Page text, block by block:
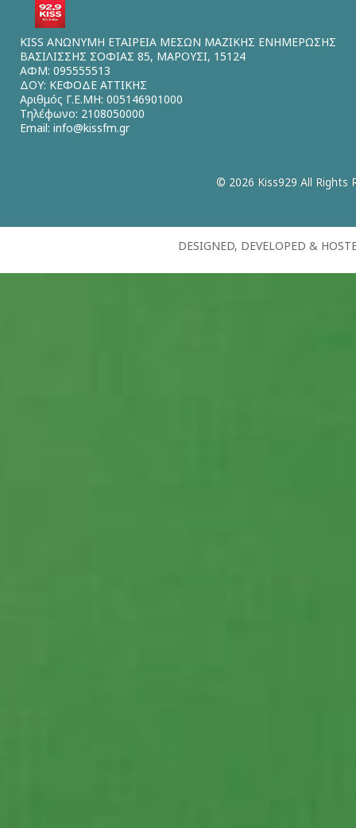
KISS ΑΝΩΝΥΜΗ ΕΤΑΙΡΕΙΑ ΜΕΣΩΝ ΜΑΖΙΚΗΣ ΕΝΗΜΕΡΩΣΗΣ
ΒΑΣΙΛΙΣΣΗΣ ΣΟΦΙΑΣ 85, ΜΑΡΟΥΣΙ, 15124
ΑΦΜ: 095555513
ΔΟΥ: ΚΕΦΟΔΕ ΑΤΤΙΚΗΣ
Αριθμός Γ.Ε.ΜΗ: 005146901000
Τηλέφωνο: 2108050000
Email: info@kissfm.gr
© 2026 Kiss929 All Rights
DESIGNED, DEVELOPED &